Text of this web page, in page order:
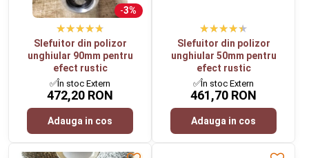
3%
Slefuitor din polizor
unghiular 90mm pentru
efect rustic
✅În stoc Extern
472,20 RON
Adauga in cos
Slefuitor din polizor
unghiular 50mm pentru
efect rustic
✅În stoc Extern
461,70 RON
Adauga in cos